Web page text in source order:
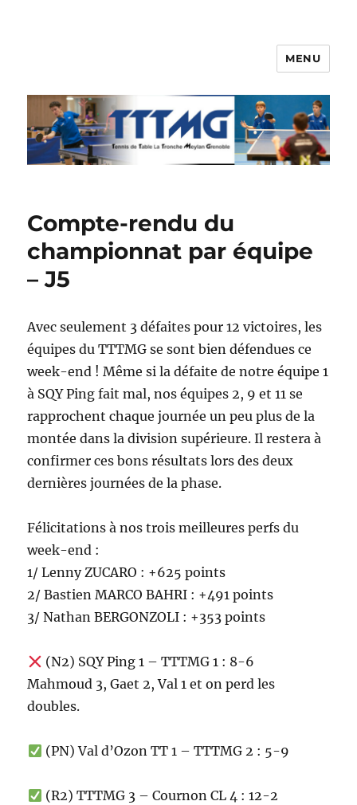
MENU
Compte-rendu du
championnat par équipe
– J5
Avec seulement 3 défaites pour 12 victoires, les
équipes du TTTMG se sont bien défendues ce
week-end ! Même si la défaite de notre équipe 1
à SQY Ping fait mal, nos équipes 2, 9 et 11 se
rapprochent chaque journée un peu plus de la
montée dans la division supérieure. Il restera à
confirmer ces bons résultats lors des deux
dernières journées de la phase.
Félicitations à nos trois meilleures perfs du
week-end :
1/ Lenny ZUCARO : +625 points
2/ Bastien MARCO BAHRI : +491 points
3/ Nathan BERGONZOLI : +353 points
(N2) SQY Ping 1 – TTTMG 1 : 8-6
Mahmoud 3, Gaet 2, Val 1 et on perd les
doubles.
(PN) Val d’Ozon TT 1 – TTTMG 2 : 5-9
(R2) TTTMG 3 – Cournon CL 4 : 12-2